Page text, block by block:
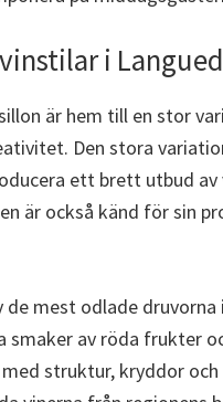
i
är hem till en stor
Den stora
ett brett utbud
är också känd för sin
de mest odlade
smaker av röda frukter
struktur, kryddor